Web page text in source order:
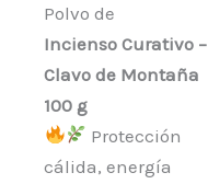
Polvo de
Incienso Curativo –
Clavo de Montaña
100 g
Protección
cálida, energía